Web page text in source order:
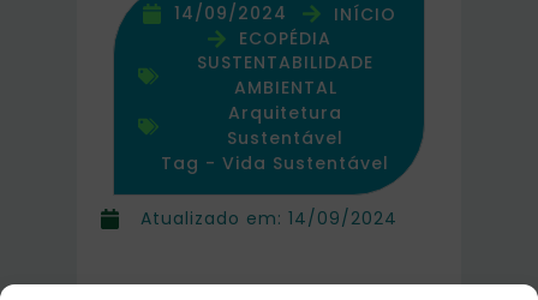
Atualizado em: 14/09/2024
14/09/2024
INÍCIO
ECOPÉDIA
SUSTENTABILIDADE
AMBIENTAL
Arquitetura
Sustentável
Tag - Vida Sustentável